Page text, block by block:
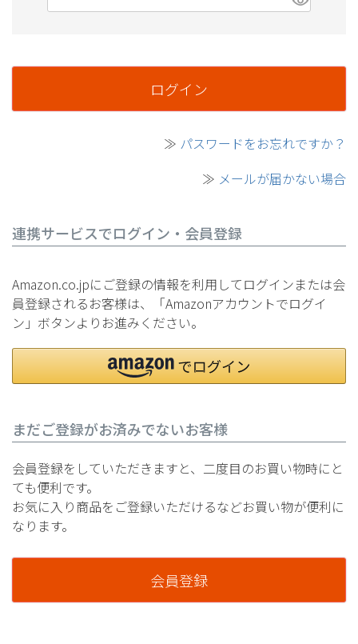
ログイン
≫ パスワードをお忘れですか？
≫ メールが届かない場合
連携サービスでログイン・会員登録
Amazon.co.jpにご登録の情報を利用してログインまたは会
員登録されるお客様は、「Amazonアカウントでログイ
ン」ボタンよりお進みください。
まだご登録がお済みでないお客様
会員登録をしていただきますと、二度目のお買い物時にと
ても便利です。
お気に入り商品をご登録いただけるなどお買い物が便利に
なります。
会員登録